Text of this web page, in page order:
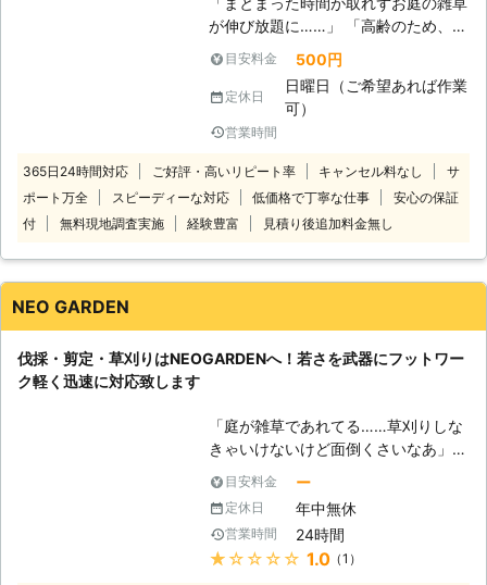
スタッフたちが駆けつけて、お客様の
お庭をキレイにしますよ。人手がある
から丁寧で素早い対応ができます。 <
草刈りは機械・手作業どちらも対応！
> 広範囲である空き地などの場所であ
れば機械を使った草刈り、花壇や小さ
な隙間などの手作業が必要な場は草む
しりで対応します。このように、シチ
ュエーションによって効率的な草刈り
方法をとっていますのでお任せを。
草刈りで「こだわり」や「ご要望」な
どがありましたら気軽にご相談くださ
い。柔軟にお客様の思いを形にしま
には、草刈りのあとに防草シートや砂
利敷きをすることで対策できます。雑
草刈りの手間もはぶけますよ。 「も
う雑草に悩まされたくない」そんなと
きには、私たちにまずはご相談を！最
適な方法をご提案します。 【実際の
施工実績（一例）】 ●千葉県茂原市
依頼内容：空地の草刈り希望・ドブ周
辺 広さ：車10台分 草の処分：相談 料
が伸び放題に……」 「高齢のため、長
時間お庭で草刈りをするのは辛い」
「広範囲での草刈り作業のため、専門
的な草刈り業者に依頼したい」 この
ようなことでお困りなら、私たち総合
緑化 竹村造園へ。 当店ではお庭の
草刈り作業を得意としております。
自分では対応が難しいといった際は、
草刈り代行をおこなっている当店にお
任せください。 ●お庭の草刈りを
りをおこないますので、草刈り業者を
当店では埼玉県・群馬県・栃木県・茨
城県にて営業しております。 その中
でも埼玉県羽生市にお住まいの方な
ら、最短即日での対応もできます。
お急ぎでお庭の草刈り処理をしてほし
いといった際は、お任せください。
目安料金 500円
定休日
日曜日（ご希望あれば作業
可）
営業時間
365日24時間対応 ご好評・高いリピート率 キャンセル料なし
サ
ポート万全
スピーディーな対応 低価格で丁寧な仕事
安心の保証
付
無料現地調査実施 経験豊富 見積り後追加料金無し
NEO GARDEN
伐採・剪定・草刈りはNEOGARDENへ！若さを武器にフットワー
ク軽く迅速に対応致します
「庭が雑草であれてる……草刈りしな
きゃいけないけど面倒くさいなあ」
「最近昼間暑いから外にでるのもおっ
くう」 「仕事がある日はいつも忙し
いから休みを草刈りで潰したくな
い……」 こんな風に、お庭が雑草で荒
れてしまっていてもつい面倒くさくな
目安料金 ー
定休日 年中無休
営業時間 24時間
★★★★★ 1.0（1）